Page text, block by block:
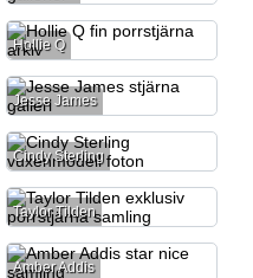
Hollie Q
Jesse James
Cindy Sterling
Taylor Tilden
Amber Addis